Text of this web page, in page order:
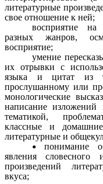
литературные
свое отношение к ней;
восприятие на
разных жанров,
восприятие;
умение
их отрывки с
языка и цитат из
прослушанному или
монологические
написание
тематикой,
классные и
литературные и
понимание
явления словесного
произведений
вкуса;